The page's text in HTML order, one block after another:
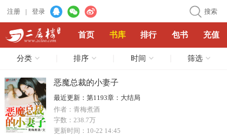
注册 | 登录 搜索
首页 书库 排行 包书 充值
分类 排序 时间 筛选
恶魔总裁的小妻子
最近更新： 第1193章：大结局
作者： 青梅煮酒
字数： 238.7万
更新时间： 10-22 14:45